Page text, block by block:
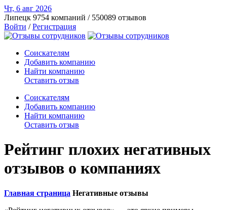
Чт, 6 авг 2026
Липецк 9754 компаний / 550089 отзывов
Войти /Регистрация
Соискателям
Добавить компанию
Найти компанию
Оставить отзыв
Соискателям
Добавить компанию
Найти компанию
Оставить отзыв
Рейтинг плохих негативных
отзывов о компаниях
Главная страница Негативные отзывы